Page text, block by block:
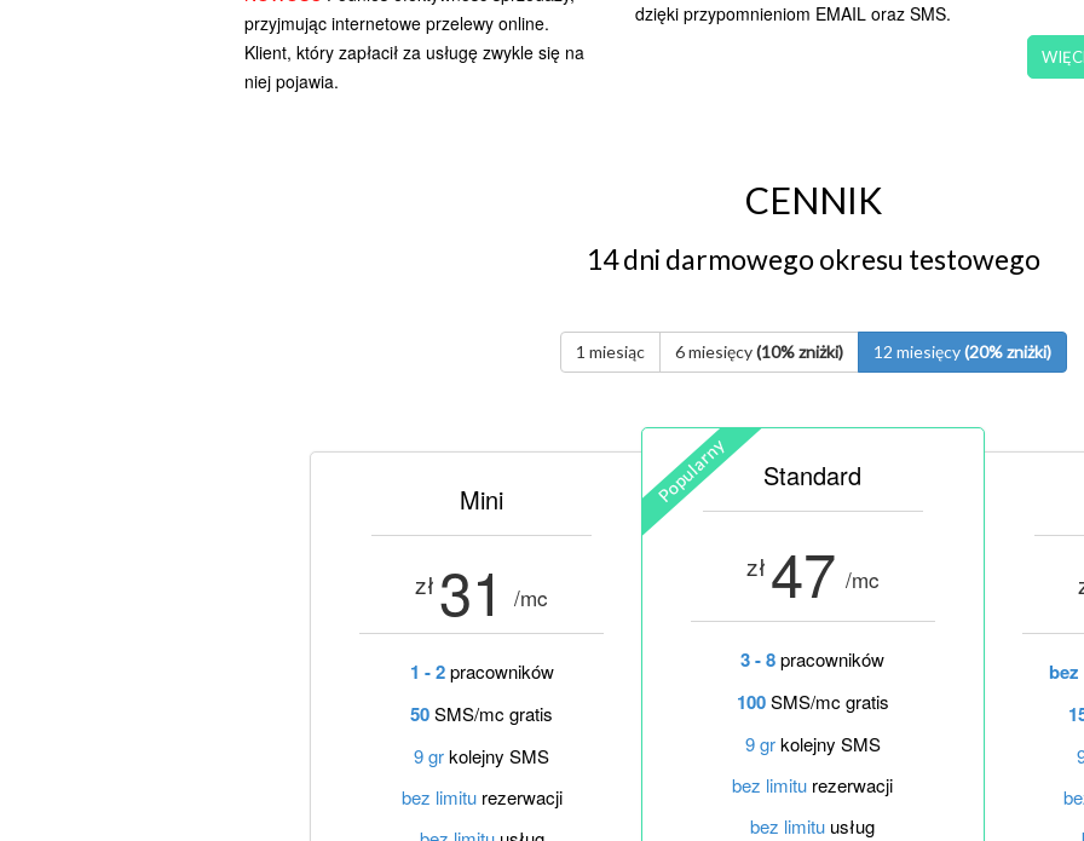
przyjmując internetowe przelewy online.
Klient, który zapłacił za usługę zwykle się na
niej pojawia.
dzięki przypomnieniom EMAIL oraz SMS.
CENNIK
14 dni darmowego okresu testowego
1 miesiąc 6 miesięcy(10% zniżki) 12 miesięcy(20% zniżki)
Mini
zł 31 /mc
1 - 2pracowników
50SMS/mc gratis
9 grkolejny SMS
bez limiturezerwacji
Standard
zł 47 /mc
3 - 8pracowników
100SMS/mc gratis
9 grkolejny SMS
bez limitu rezerwacji
bez limitu usług